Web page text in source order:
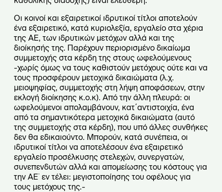
Οι κοινοί και εξαιρετικοί ιδρυτικοί τίτλοι αποτελούν
ένα εξαιρετικό, κατά κυριολεξία, εργαλείο στα χέρια
της ΑΕ, των ιδρυτικών μετόχων αλλά και της
διοίκησής της. Παρέχουν περιορισμένο δικαίωμα
συμμετοχής στα κέρδη της στους ωφελούμενους
-χωρίς όμως να τους καθιστούν μετόχους ούτε και να
τους προσφέρουν μετοχικά δικαιώματα (λ.χ.
μειοψηφίας, συμμετοχής στη λήψη αποφάσεων, στην
εκλογή διοίκησης κ.ο.κ). Από την άλλη πλευρά: οι
ωφελούμενοι απολαμβάνουν, κατ΄αντιστοιχία, ένα
από τα σημαντικότερα μετοχικά δικαιώματα (αυτό
της συμμετοχής στα κέρδη), που υπό άλλες συνθήκες
δεν θα εδικαιούντο. Μπορούν, κατά συνέπεια, οι
ιδρυτικοί τίτλοι να αποτελέσουν ένα εξαιρετικό
εργαλείο προσέλκυσης στελεχών, συνεργατών,
συνεπενδυτών αλλά και απομείωσης του κόστους για
την ΑΕ˙ εν τέλει: μεγιστοποίησης του οφέλους για
τους μετόχους της.-